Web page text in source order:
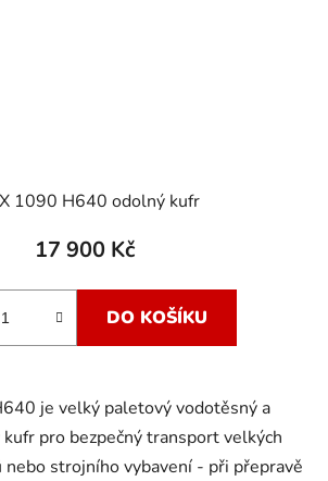
1090 H640 odolný kufr
17 900 Kč
DO KOŠÍKU
je velký paletový vodotěsný a
kufr pro bezpečný transport velkých
nebo strojního vybavení - při přepravě